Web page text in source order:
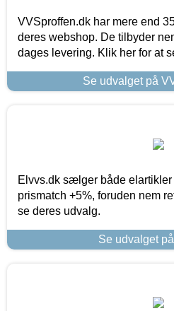
VVSproffen.dk har mere end
deres webshop. De tilbyder
dages levering. Klik her for at
Se udvalget på
Elvvs.dk sælger både
prismatch +5%, foruden nem
se deres udvalg.
Se udvalget